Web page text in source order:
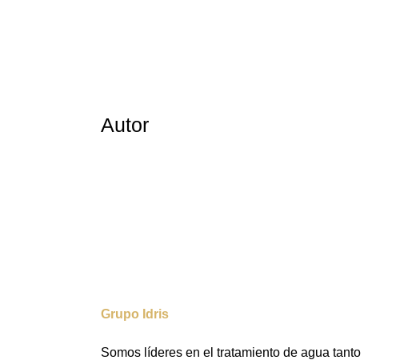
Autor
Grupo Idris
Somos líderes en el tratamiento de agua tanto